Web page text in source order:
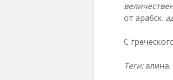
от арабск.
С
Теги:алина.